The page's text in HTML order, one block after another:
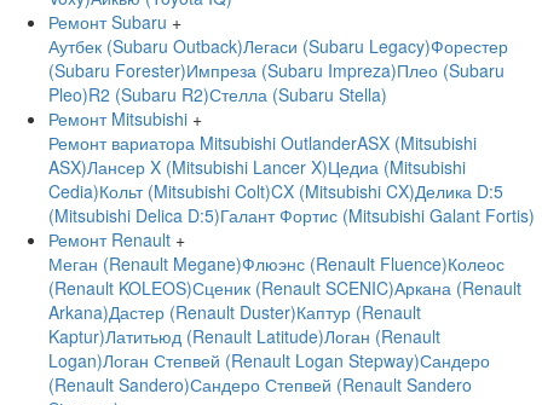
Ремонт Subaru +
Аутбек (Subaru Outback)Легаси (Subaru Legacy)Форестер
(Subaru Forester)Импреза (Subaru Impreza)Плео (Subaru
Pleo)R2 (Subaru R2)Стелла (Subaru Stella)
Ремонт Mitsubishi +
Ремонт вариатора Mitsubishi OutlanderASX (Mitsubishi
ASX)Лансер X (Mitsubishi Lancer X)Цедиа (Mitsubishi
Cedia)Кольт (Mitsubishi Colt)CX (Mitsubishi CX)Делика D:5
(Mitsubishi Delica D:5)Галант Фортис (Mitsubishi Galant Fortis)
Ремонт Renault +
Меган (Renault Megane)Флюэнс (Renault Fluence)Колеос
(Renault KOLEOS)Сценик (Renault SCENIC)Аркана (Renault
Arkana)Дастер (Renault Duster)Каптур (Renault
Kaptur)Латитьюд (Renault Latitude)Логан (Renault
Logan)Логан Степвей (Renault Logan Stepway)Сандеро
(Renault Sandero)Сандеро Степвей (Renault Sandero